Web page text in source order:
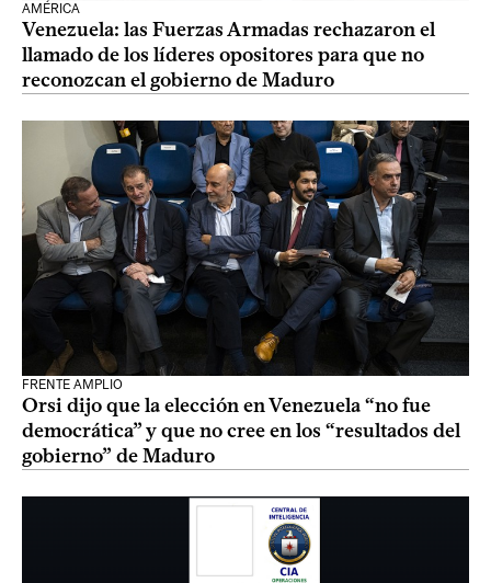
AMÉRICA
Venezuela: las Fuerzas Armadas rechazaron el
llamado de los líderes opositores para que no
reconozcan el gobierno de Maduro
FRENTE AMPLIO
Orsi dijo que la elección en Venezuela “no fue
democrática” y que no cree en los “resultados del
gobierno” de Maduro